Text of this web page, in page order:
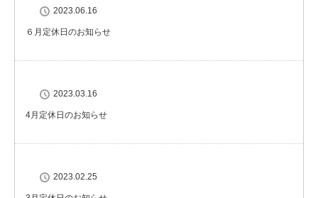
2023.06.16
６月定休日のお知らせ
2023.03.16
4月定休日のお知らせ
2023.02.25